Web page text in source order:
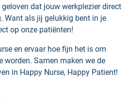
dat jouw werkplezier direct
Want als jij gelukkig bent in je
op onze patiënten!
en ervaar hoe fijn het is om
worden. Samen maken we de
in Happy Nurse, Happy Patient!